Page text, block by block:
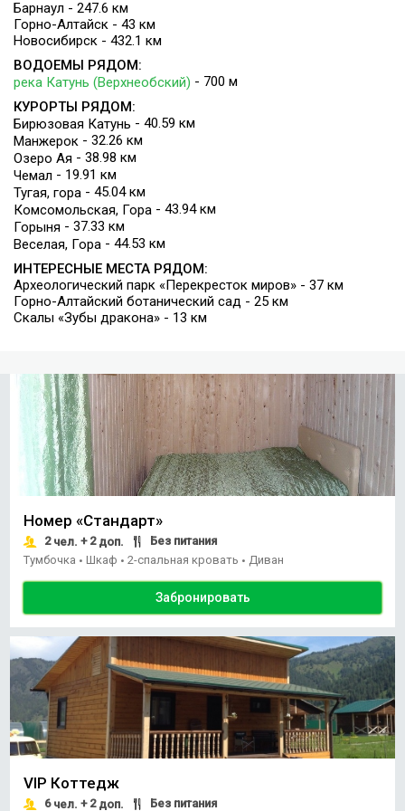
Барнаул - 247.6 км
Горно-Алтайск - 43 км
Новосибирск - 432.1 км
ВОДОЕМЫ РЯДОМ:
река Катунь (Верхнеобский) - 700 м
КУРОРТЫ РЯДОМ:
Бирюзовая Катунь - 40.59 км
Манжерок - 32.26 км
Озеро Ая - 38.98 км
Чемал - 19.91 км
Тугая, гора - 45.04 км
Комсомольская, Гора - 43.94 км
Горыня - 37.33 км
Веселая, Гора - 44.53 км
ИНТЕРЕСНЫЕ МЕСТА РЯДОМ:
Археологический парк «Перекресток миров» - 37 км
Горно-Алтайский ботанический сад - 25 км
Скалы «Зубы дракона» - 13 км
Номер «Стандарт»
2чел. + 2доп.
Без питания
Тумбочка • Шкаф • 2-спальная кровать • Диван
Забронировать
VIP Коттедж
6чел. + 2доп. Без питания